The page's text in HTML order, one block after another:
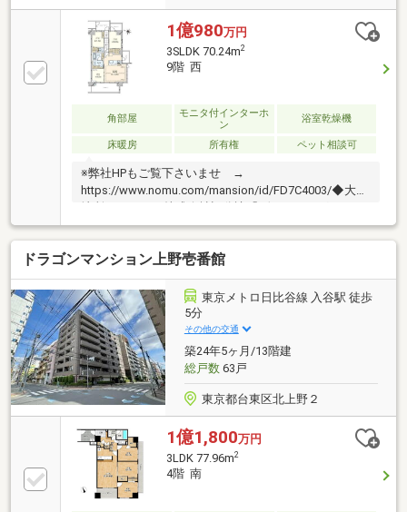
1億980万円
3SLDK 70.24m2
9階 西
角部屋
モニタ付インターホ
ン
浴室乾燥機
床暖房 所有権 ペット相談可
※弊社HPもご覧下さいませ →
https://www.nomu.com/mansion/id/FD7C4003/◆大和
地所レジデンス株式会社旧分譲「ヴェレーナグラン」
シリーズ◆13階建9階部分、東・南・西：3方角住戸の
為、眺望・陽当り・通風良好 ◆ガラスコーナーサ
ッシュの開放感ある住戸◆ウォークインクローゼッ
ト・納戸など収納豊富◆3面バルコニー：19.10m2※メ
インバルコニーにはスロップシンク付き◆留守中の荷
物受け取りに便利な宅配ボックス有◆ペット飼育可能
（飼育細則有）
ドラゴンマンション上野壱番館
東京メトロ日比谷線 入谷駅 徒歩
5分
その他の交通
築24年5ヶ月/13階建
総戸数63戸
東京都台東区北上野２
1億1,800万円
3LDK 77.96m2
4階 南